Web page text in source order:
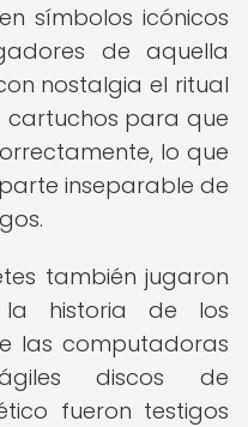
símbolos icónicos
de aquella
nostalgia el ritual
cartuchos para que
lo que
inseparable de
también jugaron
historia de los
las computadoras
discos de
fueron testigos